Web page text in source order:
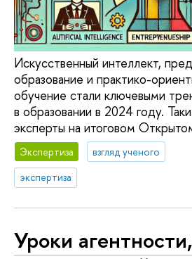
Искусственный интеллект,
образование и практико-
обучение стали ключевыми
в образовании в 2024 году.
эксперты на итоговом
Экспертиза
взгляд ученого
экспертиза
Уроки